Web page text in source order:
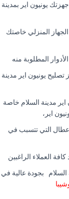
يونيون اير بمدينة
المنزلي خاصتك
المطلوبة منه
يونيون اير مدينة
اير مدينة السلام خاصة
اير،
التي تتسبب في
العملاء الراغبين
بجودة عالية في